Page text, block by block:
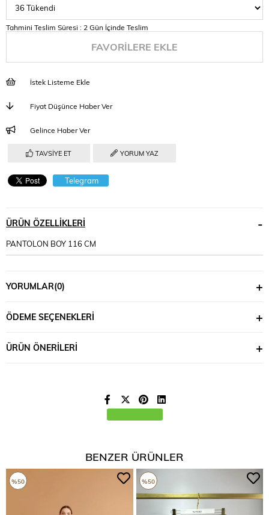
Tahmini Teslim Süresi : 2 Gün İçinde Teslim
FAVORILERE EKLE
İstek Listeme Ekle
Fiyat Düşünce Haber Ver
Gelince Haber Ver
TAVSIYE ET YORUM YAZ
Telegram
ÜRÜN ÖZELLIKLERI
PANTOLON BOY 116 CM
YORUMLAR(0)
ÖDEME SEÇENEKLERI
ÜRÜN ÖNERILERI
BENZER ÜRÜNLER
%50 %50